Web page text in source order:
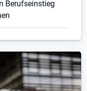
Berufseinstieg